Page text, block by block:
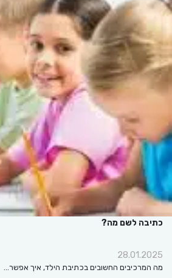
כתיבה לשם מה?
28.01.2025
מה המרכיבים החשובים בכתיבת הילד, איך אפשר…